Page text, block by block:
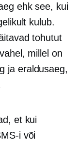
ehk see, kui
kulub.
tohutut
millel on
ja eraldusaeg,
et kui
i või